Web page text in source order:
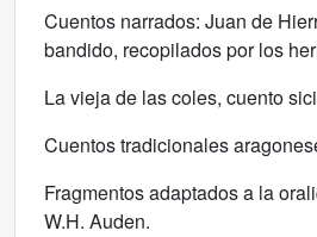
Cuentos narrados: Juan de
bandido, recopilados por los
La vieja de las coles, cuento
Cuentos tradicionales
Fragmentos adaptados a la
W.H. Auden.